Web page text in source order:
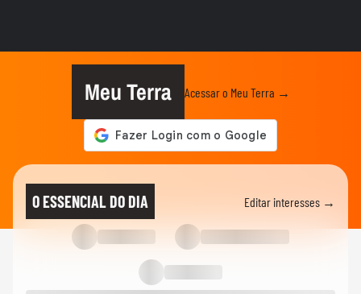
Lamine Yamal manda recado a Paredes
após agressão a Gavi na final...
Adolescente morre após fonte desabar
durante comemoração do título...
Torcedores argentinos entram em
confronto com a PM no RJ após...
Meu Terra Acessar o Meu Terra →
O ESSENCIAL DO DIA Editar interesses →